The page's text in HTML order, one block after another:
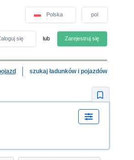
Polska pol
się lub Zarejestruj się
szukaj ładunków i pojazdów